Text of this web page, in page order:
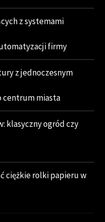
z systemami
firmy
z jednoczesnym
centrum miasta
klasyczny ogród czy
ciężkie rolki papieru w